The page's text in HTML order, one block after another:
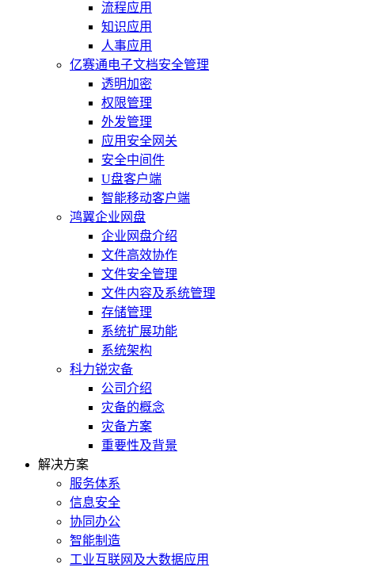
流程应用
知识应用
人事应用
亿赛通电子文档安全管理
透明加密
权限管理
外发管理
应用安全网关
安全中间件
U盘客户端
智能移动客户端
鸿翼企业网盘
企业网盘介绍
文件高效协作
文件安全管理
文件内容及系统管理
存储管理
系统扩展功能
系统架构
科力锐灾备
公司介绍
灾备的概念
灾备方案
重要性及背景
解决方案
服务体系
信息安全
协同办公
智能制造
工业互联网及大数据应用